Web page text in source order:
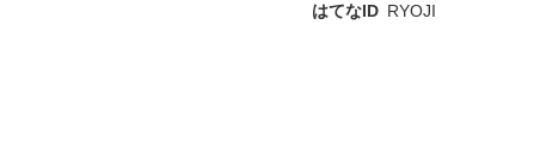
はてなID RYOJI